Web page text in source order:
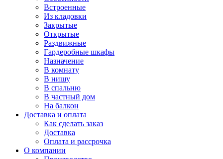
Встроенные
Из кладовки
Закрытые
Открытые
Раздвижные
Гардеробные шкафы
Назначение
В комнату
В нишу
В спальню
В частный дом
На балкон
Доставка и оплата
Как сделать заказ
Доставка
Оплата и рассрочка
О компании